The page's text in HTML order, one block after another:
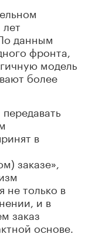
данным
фронта,
модель
более
в
заказе»,
не только в
и в
заказ
основе.